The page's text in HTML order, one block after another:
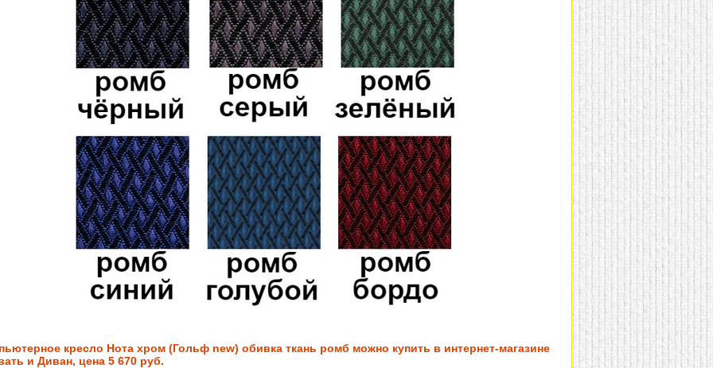
кресло Нота хром (Гольф new) обивка ткань ромб можно купить в интернет-магазине
и Диван, цена 5 670 руб.